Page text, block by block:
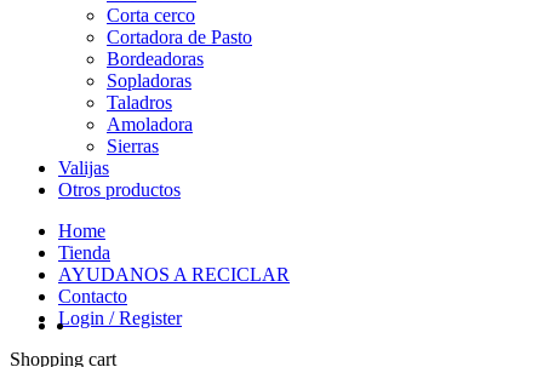
Corta cerco
Cortadora de Pasto
Bordeadoras
Sopladoras
Taladros
Amoladora
Sierras
Valijas
Otros productos
Home
Tienda
AYUDANOS A RECICLAR
Contacto
Login / Register
Shopping cart